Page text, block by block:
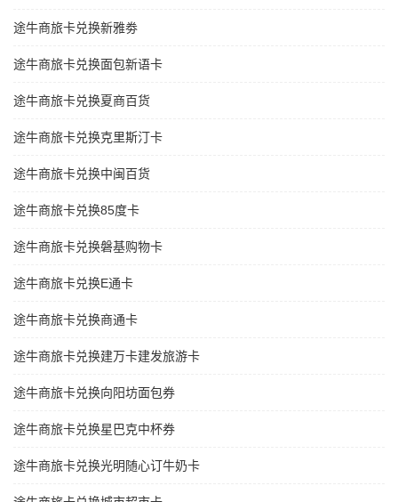
途牛商旅卡兑换新雅劵
途牛商旅卡兑换面包新语卡
途牛商旅卡兑换夏商百货
途牛商旅卡兑换克里斯汀卡
途牛商旅卡兑换中闽百货
途牛商旅卡兑换85度卡
途牛商旅卡兑换磐基购物卡
途牛商旅卡兑换E通卡
途牛商旅卡兑换商通卡
途牛商旅卡兑换建万卡建发旅游卡
途牛商旅卡兑换向阳坊面包券
途牛商旅卡兑换星巴克中杯券
途牛商旅卡兑换光明随心订牛奶卡